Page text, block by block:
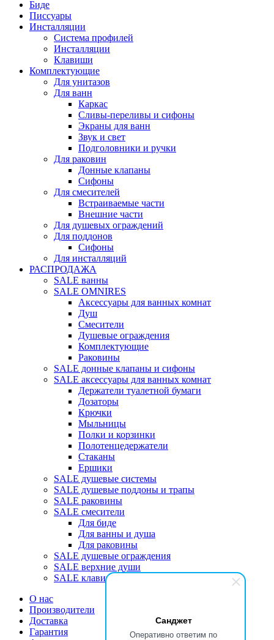
Санджет
Оперативно ответим по
Биде
Писсуары
Инсталляции
Система профилей
Инсталляции
Клавиши
Комплектующие
Для унитазов
Для ванн
Каркас
Сливы-переливы и сифоны
Экраны для ванн
Звук и свет
Подголовники и ручки
Для раковин
Донные клапаны
Сифоны
Для смесителей
Встраиваемые части
Внешние части
Для душевых ограждений
Для поддонов
Сифоны
Для инсталляций
РАСПРОДАЖА
SALE ванны
SALE OMNIRES
Аксессуары для ванных комнат
Душ
Смесители
Душевые ограждения
Комплектующие
Раковины
SALE донные клапаны и сифоны
SALE аксессуары для ванных комнат
Держатели туалетной бумаги
Дозаторы
Крючки
Мыльницы
Полки и корзинки
Полотенцедержатели
Стаканы
Ершики
SALE душевые системы
SALE душевые поддоны и трапы
SALE раковины
SALE смесители
Для биде
Для ванны и душа
Для раковины
SALE душевые ограждения
SALE верхние души
SALE клавиши
О нас
Производители
Доставка
Гарантия